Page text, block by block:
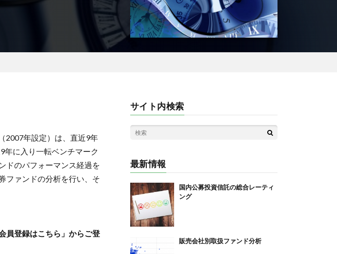
2007年設定）は、直近9年
年に入り一転ベンチマーク
ドのパフォーマンス経過を
ファンドの分析を行い、そ
員登録はこちら」からご登
サイト内検索
最新情報
国内公募投資信託の総合レーティ
ング
販売会社別取扱ファンド分析